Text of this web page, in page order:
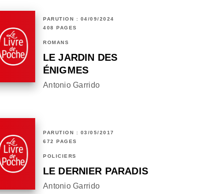
PARUTION : 04/09/2024
408 PAGES
ROMANS
LE JARDIN DES
ÉNIGMES
Antonio Garrido
PARUTION : 03/05/2017
672 PAGES
POLICIERS
LE DERNIER PARADIS
Antonio Garrido